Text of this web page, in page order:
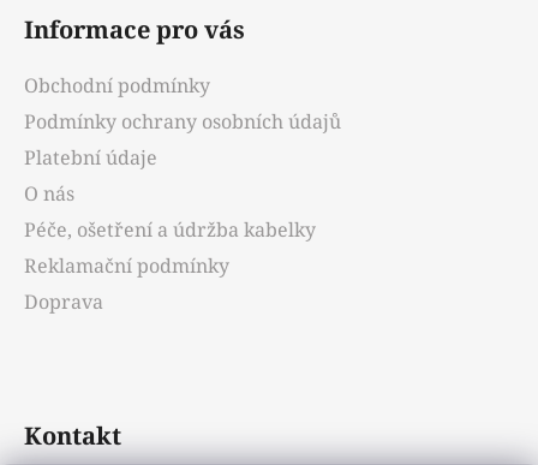
Informace pro vás
Obchodní podmínky
Podmínky ochrany osobních údajů
Platební údaje
O nás
Péče, ošetření a údržba kabelky
Reklamační podmínky
Doprava
Kontakt